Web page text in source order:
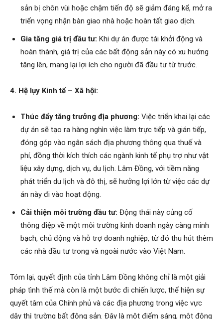
sản bị chôn vùi hoặc chậm tiến độ sẽ giảm đáng kể, mở ra
triển vọng nhận bàn giao nhà hoặc hoàn tất giao dịch.
Gia tăng giá trị đầu tư: Khi dự án được tái khởi động và
hoàn thành, giá trị của các bất động sản này có xu hướng
tăng lên, mang lại lợi ích cho người đã đầu tư từ trước.
4. Hệ lụy Kinh tế – Xã hội:
Thúc đẩy tăng trưởng địa phương: Việc triển khai lại các
dự án sẽ tạo ra hàng nghìn việc làm trực tiếp và gián tiếp,
đóng góp vào ngân sách địa phương thông qua thuế và
phí, đồng thời kích thích các ngành kinh tế phụ trợ như vật
liệu xây dựng, dịch vụ, du lịch. Lâm Đồng, với tiềm năng
phát triển du lịch và đô thị, sẽ hưởng lợi lớn từ việc các dự
án này đi vào hoạt động.
Cải thiện môi trường đầu tư: Động thái này củng cố
thông điệp về một môi trường kinh doanh ngày càng minh
bạch, chủ động và hỗ trợ doanh nghiệp, từ đó thu hút thêm
các nhà đầu tư trong và ngoài nước vào Việt Nam.
Tóm lại, quyết định của tỉnh Lâm Đồng không chỉ là một giải
pháp tình thế mà còn là một bước đi chiến lược, thể hiện sự
quyết tâm của Chính phủ và các địa phương trong việc vực
dậy thị trường bất động sản. Đây là một điểm sáng, một động